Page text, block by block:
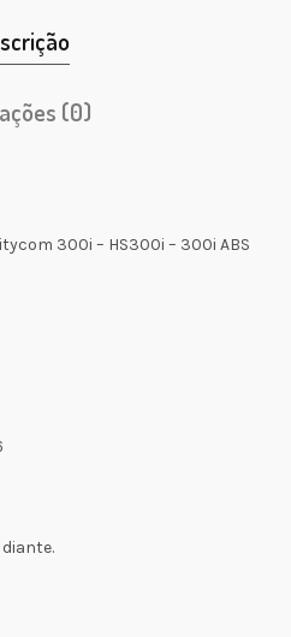
(0)
300i – HS300i – 300i ABS
diante.